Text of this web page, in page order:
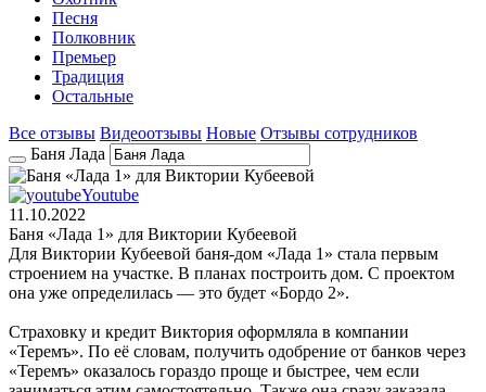
Песня
Полковник
Премьер
Традиция
Остальные
Все отзывы Видеоотзывы Новые Отзывы сотрудников
Баня Лада
Youtube
11.10.2022
Баня «Лада 1» для Виктории Кубеевой
Для Виктории Кубеевой баня-дом «Лада 1» стала первым
строением на участке. В планах построить дом. С проектом
она уже определилась — это будет «Бордо 2».
Страховку и кредит Виктория оформляла в компании
«Теремъ». По её словам, получить одобрение от банков через
«Теремъ» оказалось гораздо проще и быстрее, чем если